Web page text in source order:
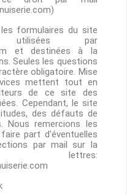
formulaires du site
utilisées par
et destinées à la
Seules les questions
obligatoire. Mise
mettent tout en
de ce site des
Cependant, le site
des défauts de
Nous remercions les
part d'éventuelles
par mail sur la
lettres: